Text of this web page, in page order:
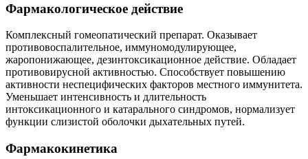
Фармакологическое действие
Комплексный гомеопатический препарат. Оказывает
противовоспалительное, иммуномодулирующее,
жаропонижающее, дезинтоксикационное действие. Обладает
противовирусной активностью. Способствует повышению
активности неспецифических факторов местного иммунитета.
Уменьшает интенсивность и длительность
интоксикационного и катарального синдромов, нормализует
функции слизистой оболочки дыхательных путей.
Фармакокинетика